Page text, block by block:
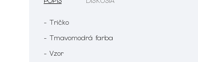
- Tričko
- Tmavomodrá farba
- Vzor